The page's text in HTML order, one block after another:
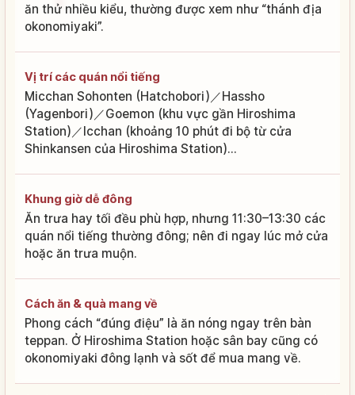
ăn thử nhiều kiểu, thường được xem như “thánh địa
okonomiyaki”.
Vị trí các quán nổi tiếng
Micchan Sohonten (Hatchobori)／Hassho
(Yagenbori)／Goemon (khu vực gần Hiroshima
Station)／Icchan (khoảng 10 phút đi bộ từ cửa
Shinkansen của Hiroshima Station)...
Khung giờ dễ đông
Ăn trưa hay tối đều phù hợp, nhưng 11:30–13:30 các
quán nổi tiếng thường đông; nên đi ngay lúc mở cửa
hoặc ăn trưa muộn.
Cách ăn & quà mang về
Phong cách “đúng điệu” là ăn nóng ngay trên bàn
teppan. Ở Hiroshima Station hoặc sân bay cũng có
okonomiyaki đông lạnh và sốt để mua mang về.